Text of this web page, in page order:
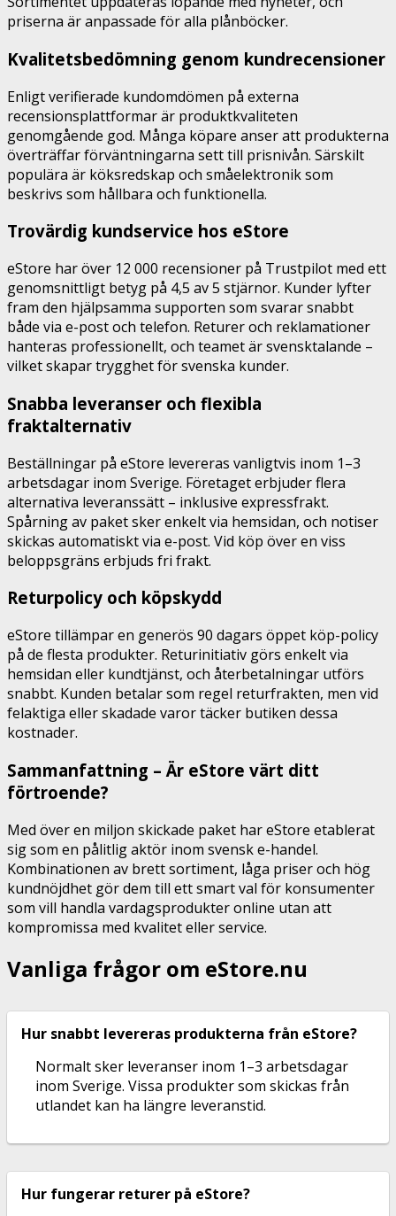
priserna är anpassade för alla plånböcker.
Kvalitetsbedömning genom kundrecensioner
Enligt verifierade kundomdömen på externa
recensionsplattformar är produktkvaliteten
genomgående god. Många köpare anser att produkterna
överträffar förväntningarna sett till prisnivån. Särskilt
populära är köksredskap och småelektronik som
beskrivs som hållbara och funktionella.
Trovärdig kundservice hos eStore
eStore har över 12 000 recensioner på Trustpilot med ett
genomsnittligt betyg på 4,5 av 5 stjärnor. Kunder lyfter
fram den hjälpsamma supporten som svarar snabbt
både via e-post och telefon. Returer och reklamationer
hanteras professionellt, och teamet är svensktalande –
vilket skapar trygghet för svenska kunder.
Snabba leveranser och flexibla
fraktalternativ
Beställningar på eStore levereras vanligtvis inom 1–3
arbetsdagar inom Sverige. Företaget erbjuder flera
alternativa leveranssätt – inklusive expressfrakt.
Spårning av paket sker enkelt via hemsidan, och notiser
skickas automatiskt via e-post. Vid köp över en viss
beloppsgräns erbjuds fri frakt.
Returpolicy och köpskydd
eStore tillämpar en generös 90 dagars öppet köp-policy
på de flesta produkter. Returinitiativ görs enkelt via
hemsidan eller kundtjänst, och återbetalningar utförs
snabbt. Kunden betalar som regel returfrakten, men vid
felaktiga eller skadade varor täcker butiken dessa
kostnader.
Sammanfattning – Är eStore värt ditt
förtroende?
Med över en miljon skickade paket har eStore etablerat
sig som en pålitlig aktör inom svensk e-handel.
Kombinationen av brett sortiment, låga priser och hög
kundnöjdhet gör dem till ett smart val för konsumenter
som vill handla vardagsprodukter online utan att
kompromissa med kvalitet eller service.
Vanliga frågor om eStore.nu
Hur snabbt levereras produkterna från eStore?
Normalt sker leveranser inom 1–3 arbetsdagar
inom Sverige. Vissa produkter som skickas från
utlandet kan ha längre leveranstid.
Hur fungerar returer på eStore?